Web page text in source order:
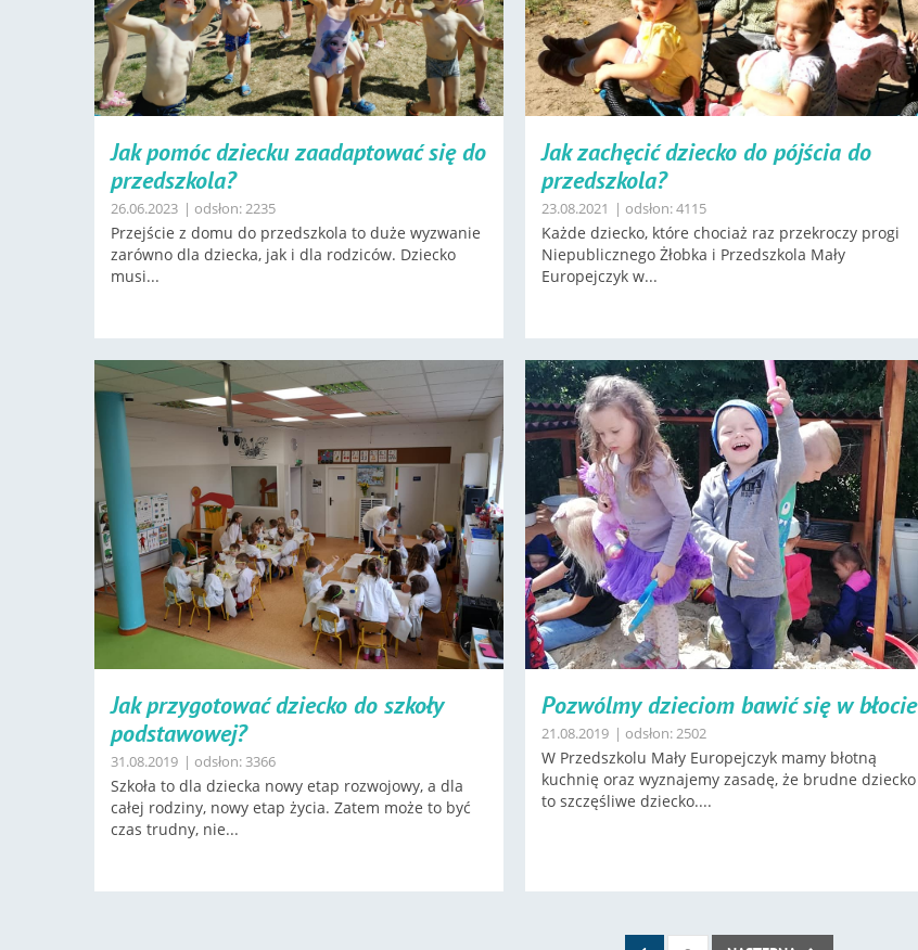
Jak pomóc dziecku zaadaptować się do
przedszkola?
26.06.2023 | odsłon: 2235
Przejście z domu do przedszkola to duże wyzwanie
zarówno dla dziecka, jak i dla rodziców. Dziecko
musi...
Jak zachęcić dziecko do pójścia do
przedszkola?
23.08.2021 | odsłon: 4115
Każde dziecko, które chociaż raz przekroczy progi
Niepublicznego Żłobka i Przedszkola Mały
Europejczyk w...
Jak przygotować dziecko do szkoły
podstawowej?
31.08.2019 | odsłon: 3366
Szkoła to dla dziecka nowy etap rozwojowy, a dla
całej rodziny, nowy etap życia. Zatem może to być
czas trudny, nie...
Pozwólmy dzieciom bawić się w błocie
21.08.2019 | odsłon: 2502
W Przedszkolu Mały Europejczyk mamy błotną
kuchnię oraz wyznajemy zasadę, że brudne dziecko
to szczęśliwe dziecko....